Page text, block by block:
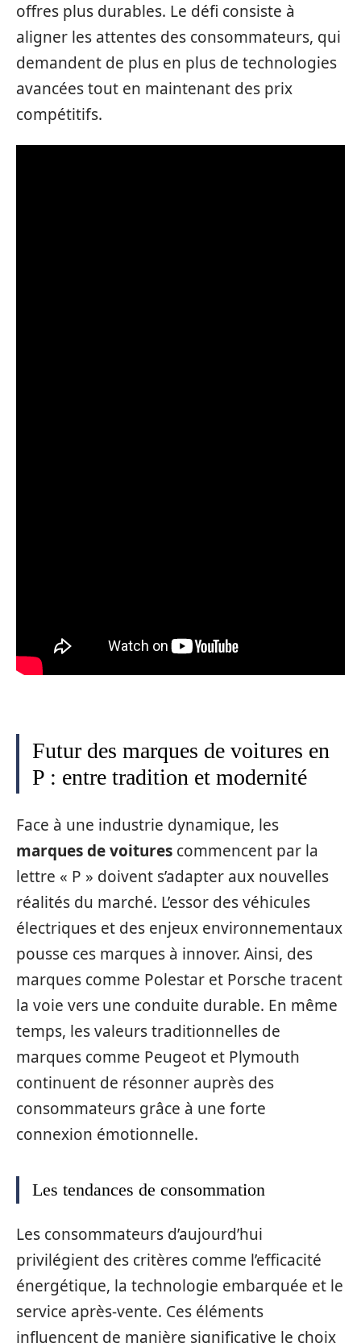
offres plus durables. Le défi consiste à
aligner les attentes des consommateurs, qui
demandent de plus en plus de technologies
avancées tout en maintenant des prix
compétitifs.
Futur des marques de voitures en
P : entre tradition et modernité
Face à une industrie dynamique, les
marques de voitures commencent par la
lettre « P » doivent s’adapter aux nouvelles
réalités du marché. L’essor des véhicules
électriques et des enjeux environnementaux
pousse ces marques à innover. Ainsi, des
marques comme Polestar et Porsche tracent
la voie vers une conduite durable. En même
temps, les valeurs traditionnelles de
marques comme Peugeot et Plymouth
continuent de résonner auprès des
consommateurs grâce à une forte
connexion émotionnelle.
Les tendances de consommation
Les consommateurs d’aujourd’hui
privilégient des critères comme l’efficacité
énergétique, la technologie embarquée et le
service après-vente. Ces éléments
influencent de manière significative le choix